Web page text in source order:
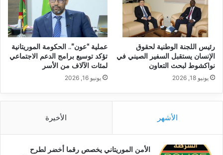
رئيس اللجنة الوطنية لحقوق
الإنسان يستقبل السفير الصيني في
نواكشوط لبحث التعاون
يونيو 18, 2026
عملية “عون”.. الحكومة الموريتانية
تؤكد توسيع برامج الدعم الاجتماعي
لمئات الآلاف من الأسر
يونيو 16, 2026
الأشهر الأخيرة
الأمن الموريتاني يخصص رقما أخضر لطرح